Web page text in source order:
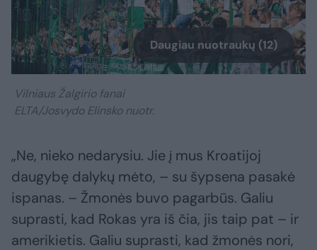
Daugiau nuotraukų (12)
Vilniaus Žalgirio fanai
ELTA/Josvydo Elinsko nuotr.
„Ne, nieko nedarysiu. Jie į mus Kroatijoj
daugybę dalykų mėto, – su šypsena pasakė
ispanas. – Žmonės buvo pagarbūs. Galiu
suprasti, kad Rokas yra iš čia, jis taip pat – ir
amerikietis. Galiu suprasti, kad žmonės nori,